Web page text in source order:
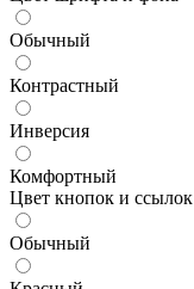
Обычный
Контрастный
Инверсия
Комфортный
Цвет кнопок и ссылок
Обычный